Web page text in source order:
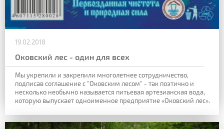
19.02.2018
Оковский лес - один для всех
Мы укрепили и закрепили многолетнее сотрудничество,
подписав соглашение с "Оковским лесом" - так поэтично и
несколько необычно называется питьевая артезианская вода,
которую выпускает одноименное предприятие «Оковский лес».